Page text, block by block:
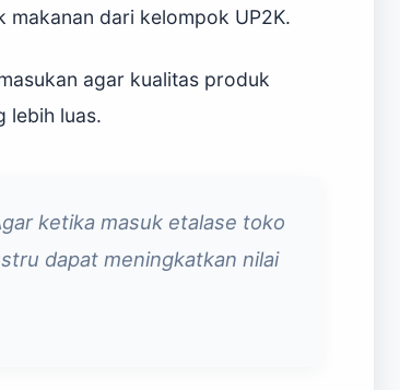
dari kelompok UP2K.
agar kualitas produk
lebih luas.
ketika masuk etalase toko
dapat meningkatkan nilai